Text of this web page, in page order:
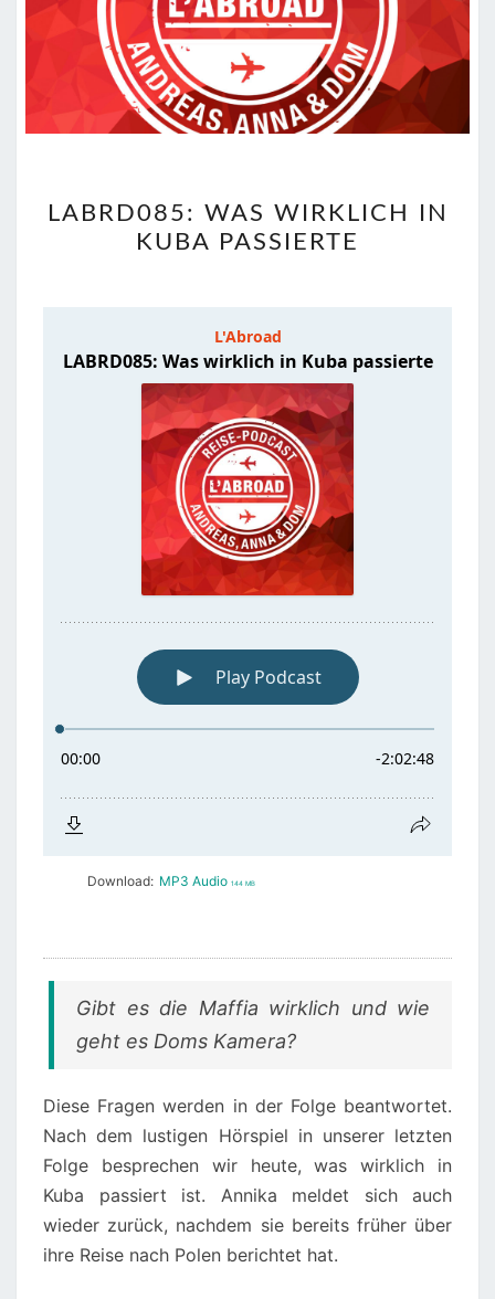
WAS
WIRKLICH
PASSIERTE
LABRD085: WAS WIRKLICH IN
KUBA PASSIERTE
Download: MP3 Audio 144 MB
Gibt es die Maffia wirklich und wie
geht es Doms Kamera?
Diese Fragen werden in der Folge beantwortet.
Nach dem lustigen Hörspiel in unserer letzten
Folge besprechen wir heute, was wirklich in
Kuba passiert ist. Annika meldet sich auch
wieder zurück, nachdem sie bereits früher über
ihre Reise nach Polen berichtet hat.